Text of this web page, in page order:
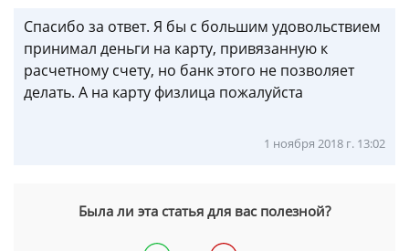
Спасибо за ответ. Я бы с большим удовольствием
принимал деньги на карту, привязанную к
расчетному счету, но банк этого не позволяет
делать. А на карту физлица пожалуйста
1 ноября 2018 г. 13:02
Была ли эта статья для вас полезной?